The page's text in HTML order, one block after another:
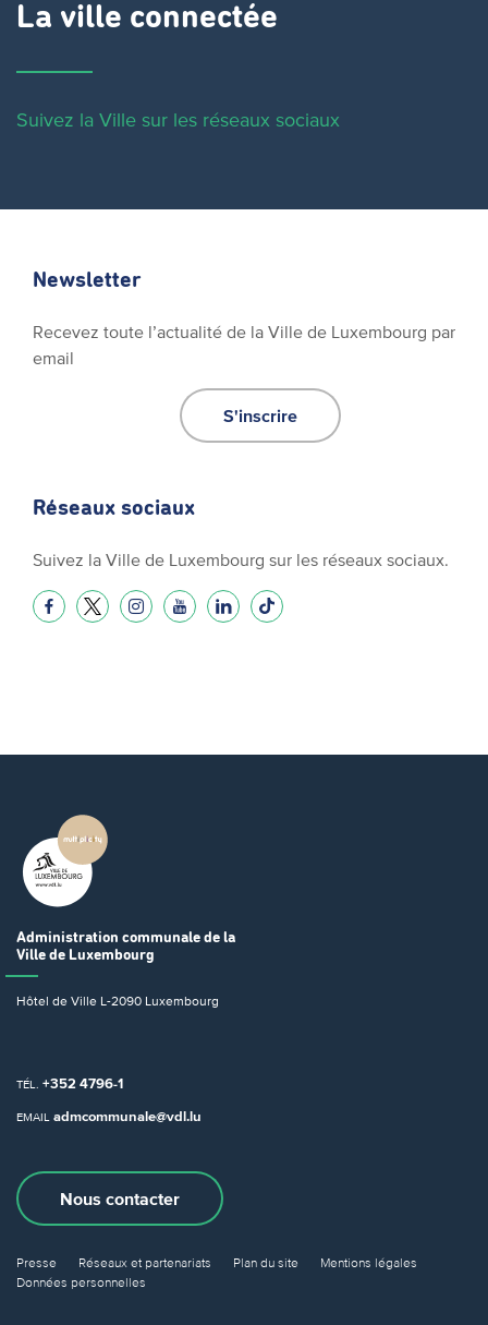
La ville connectée
Suivez la Ville sur les réseaux sociaux
Newsletter
Recevez toute l’actualité de la Ville de Luxembourg par
email
S'inscrire
Réseaux sociaux
Suivez la Ville de Luxembourg sur les réseaux sociaux.
Administration communale de la
Ville de Luxembourg
Hôtel de Ville L-2090 Luxembourg
TÉL. +352 4796-1
EMAIL admcommunale@vdl.lu
Nous contacter
Presse Réseaux et partenariats Plan du site
Mentions légales
Données personnelles